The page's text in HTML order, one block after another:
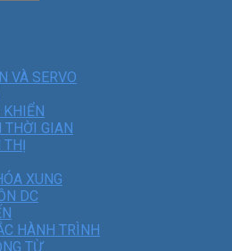
VÀ SERVO
KHIỂN
THỜI GIAN
THỊ
XUNG
DC
HÀNH TRÌNH
TỪ